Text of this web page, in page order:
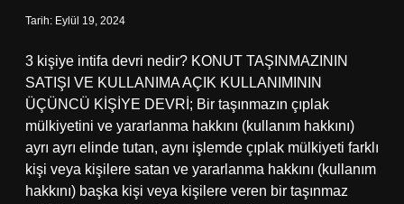
Tarih: Eylül 19, 2024
3 kişiye intifa devri nedir? KONUT TAŞINMAZININ
SATIŞI VE KULLANIMA AÇIK KULLANIMININ
ÜÇÜNCÜ KİŞİYE DEVRİ; Bir taşınmazın çıplak
mülkiyetini ve yararlanma hakkını (kullanım hakkını)
ayrı ayrı elinde tutan, aynı işlemde çıplak mülkiyeti farklı
kişi veya kişilere satan ve yararlanma hakkını (kullanım
hakkını) başka kişi veya kişilere veren bir taşınmaz